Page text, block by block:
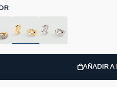
AÑADIR A